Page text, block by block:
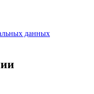
18.00
данных